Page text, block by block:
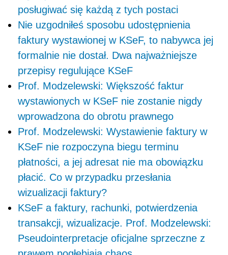
posługiwać się każdą z tych postaci
Nie uzgodniłeś sposobu udostępnienia
faktury wystawionej w KSeF, to nabywca jej
formalnie nie dostał. Dwa najważniejsze
przepisy regulujące KSeF
Prof. Modzelewski: Większość faktur
wystawionych w KSeF nie zostanie nigdy
wprowadzona do obrotu prawnego
Prof. Modzelewski: Wystawienie faktury w
KSeF nie rozpoczyna biegu terminu
płatności, a jej adresat nie ma obowiązku
płacić. Co w przypadku przesłania
wizualizacji faktury?
KSeF a faktury, rachunki, potwierdzenia
transakcji, wizualizacje. Prof. Modzelewski:
Pseudointerpretacje oficjalne sprzeczne z